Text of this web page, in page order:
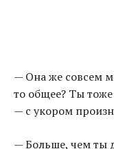
— Она же совсем
то общее? Ты
— с укором
— Больше, чем ты